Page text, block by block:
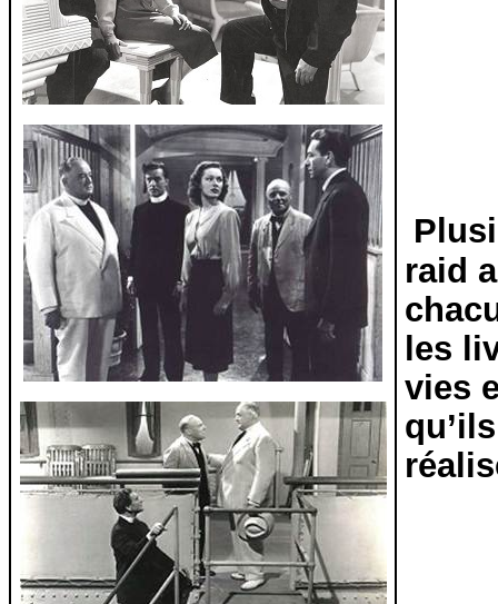
raid
les
vies